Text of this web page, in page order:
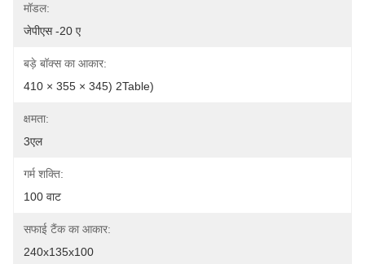
मॉडल:
जेपीएस -20 ए
बड़े बॉक्स का आकार:
410 × 355 × 345) 2Table)
क्षमता:
3एल
गर्म शक्ति:
100 वाट
सफाई टैंक का आकार:
240x135x100